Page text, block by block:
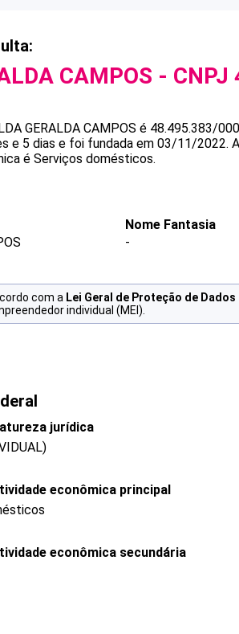
CAMPOS - CNPJ
GERALDA CAMPOS é 48.495.383/
e 5 dias e foi fundada em 03/11/2022.
é Serviços domésticos.
Nome Fantasia
-
com a Lei Geral de Proteção de Dados
individual (MEI).
jurídica
econômica principal
econômica secundária